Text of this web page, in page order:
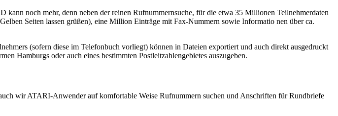
noch mehr, denn neben der reinen Rufnummernsuche, für die etwa 35 Millionen Teilnehmerdaten
Seiten lassen grüßen), eine Million Einträge mit Fax-Nummern sowie Informatio nen über ca.
(sofern diese im Telefonbuch vorliegt) können in Dateien exportiert und auch direkt ausgedruckt
Hamburgs oder auch eines bestimmten Postleitzahlengebietes auszugeben.
wir ATARI-Anwender auf komfortable Weise Rufnummern suchen und Anschriften für Rundbriefe